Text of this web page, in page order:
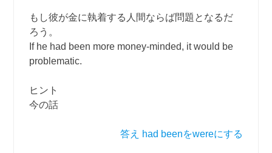
もし彼が金に執着する人間ならば問題となるだ
ろう。
If he had been more money-minded, it would be
problematic.
ヒント
今の話
答え had beenをwereにする